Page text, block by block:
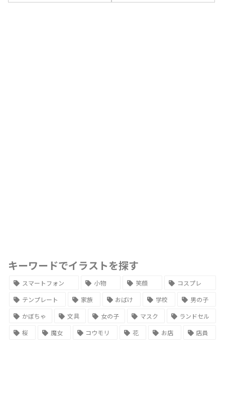
キーワードでイラストを探す
スマートフォン 小物 笑顔
コスプレ
テンプレート
家族 おばけ 学校
男の子
かぼちゃ
文具 女の子 マスク
ランドセル
桜
魔女 コウモリ 花 お店 店員